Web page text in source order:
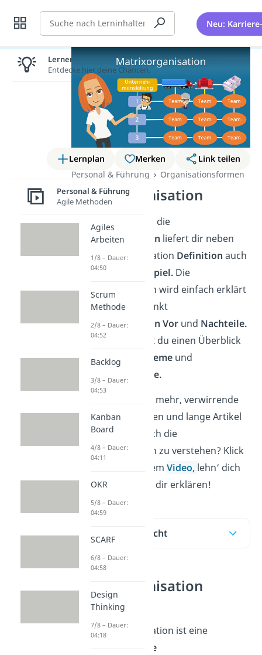
Suche Neu:
Lernplan Merken
Link teilen
Personal & Führung
Organisationsformen
Matrixorganisation
Dieser Artikel über die
Matrixorganisation liefert dir neben
der Matrixorganisation Definition auch
ein konkretes
Beispiel.Die
Matrixorganisation wird einfach erklärt
ebenso wie der Punkt
Matrixorganisation Vorund Nachteile.
Außerdem erhältst du einen Überblick
überEinliniensystemeund
Mehrliniensysteme.
Du hast keine Lust mehr, verwirrende
Uniskripte zu wälzen und lange Artikel
zu lesen, um endlich die
Matrixorganisation zu verstehen? Klick
auf Play bei unserem Video, lehn‘ dich
zurück und lass es dir erklären!
Inhaltsübersicht
Matrixorganisation
Definition
Die Matrixorganisation ist eine
mehrdimensionale
Lernen lohnt sich!
Entdecke hier deine Chancen.
Personal & Führung
Agile Methoden
Agiles
Arbeiten
1/8 – Dauer:
04:50
Scrum
Methode
2/8 – Dauer:
04:52
Backlog
3/8 – Dauer:
04:53
Kanban
Board
4/8 – Dauer:
04:11
OKR
5/8 – Dauer:
04:59
SCARF
6/8 – Dauer:
04:58
Design
Thinking
7/8 – Dauer:
04:18